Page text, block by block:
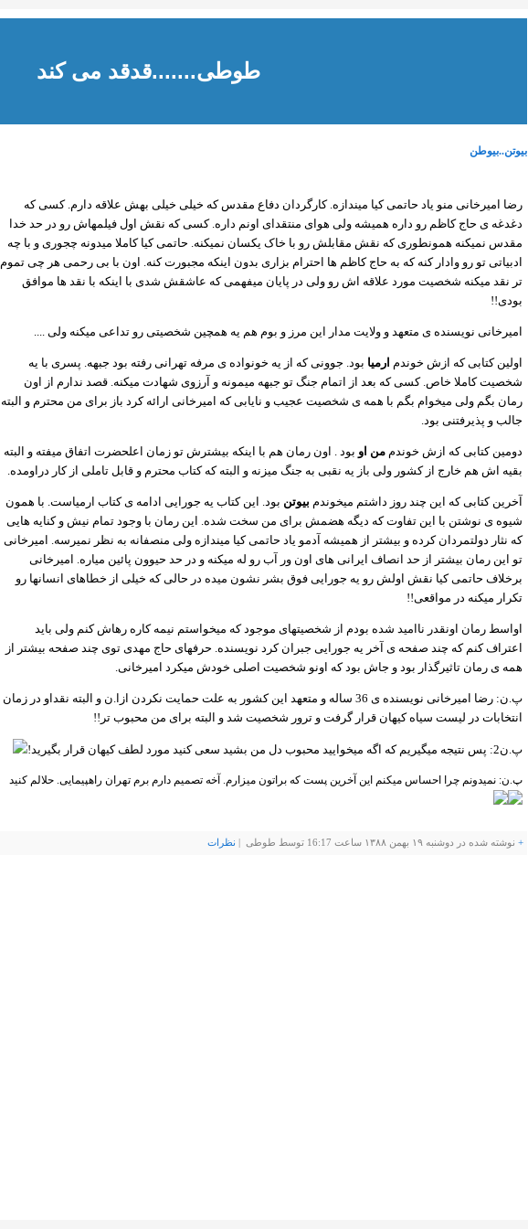
طوطی.......قدقد می کند
بیوتن..بیوطن
رضا امیرخانی منو یاد حاتمی کیا میندازه. کارگردان دفاع مقدس که خیلی خیلی بهش علاقه دارم. کسی که
دغدغه ی حاج کاظم رو داره همیشه ولی هوای منتقدای اونم داره. کسی که نقش اول فیلمهاش رو در حد خدا
مقدس نمیکنه همونطوری که نقش مقابلش رو با خاک یکسان نمیکنه. حاتمی کیا کاملا میدونه چجوری و با چه
ادبیاتی تو رو وادار کنه که به حاج کاظم ها احترام بزاری بدون اینکه مجبورت کنه. اون با بی رحمی هر چی تموم
تر نقد میکنه شخصیت مورد علاقه اش رو ولی در پایان میفهمی که عاشقش شدی با اینکه با نقد ها موافق
بودی!!
امیرخانی نویسنده ی متعهد و ولایت مدار این مرز و بوم هم یه همچین شخصیتی رو تداعی میکنه ولی ....
اولین کتابی که ازش خوندم ارمیا بود. جوونی که از یه خونواده ی مرفه تهرانی رفته بود جبهه. پسری با یه
شخصیت کاملا خاص. کسی که بعد از اتمام جنگ تو جبهه میمونه و آرزوی شهادت میکنه. قصد ندارم از اون
رمان بگم ولی میخوام بگم با همه ی شخصیت عجیب و نایابی که امیرخانی ارائه کرد باز برای من محترم و البته
جالب و پذیرفتنی بود.
دومین کتابی که ازش خوندم من او بود . اون رمان هم با اینکه بیشترش تو زمان اعلحضرت اتفاق میفته و البته
بقیه اش هم خارج از کشور ولی باز یه نقبی به جنگ میزنه و البته که کتاب محترم و قابل تاملی از کار دراومده.
آخرین کتابی که این چند روز داشتم میخوندم بیوتن بود. این کتاب یه جورایی ادامه ی کتاب ارمیاست. با همون
شیوه ی نوشتن با این تفاوت که دیگه هضمش برای من سخت شده. این رمان با وجود تمام نیش و کنایه هایی
که نثار دولتمردان کرده و بیشتر از همیشه آدمو یاد حاتمی کیا میندازه ولی منصفانه به نظر نمیرسه. امیرخانی
تو این رمان بیشتر از حد انصاف ایرانی های اون ور آب رو له میکنه و در حد حیوون پائین میاره. امیرخانی
برخلاف حاتمی کیا نقش اولش رو یه جورایی فوق بشر نشون میده در حالی که خیلی از خطاهای انسانها رو
تکرار میکنه در مواقعی!!
اواسط رمان اونقدر ناامید شده بودم از شخصیتهای موجود که میخواستم نیمه کاره رهاش کنم ولی باید
اعتراف کنم که چند صفحه ی آخر یه جورایی جبران کرد نویسنده. حرفهای حاج مهدی توی چند صفحه بیشتر از
همه ی رمان تاثیرگذار بود و جاش بود که اونو شخصیت اصلی خودش میکرد امیرخانی.
پ.ن: رضا امیرخانی نویسنده ی 36 ساله و متعهد این کشور به علت حمایت نکردن ازا.ن و البته نقداو در زمان
انتخابات در لیست سیاه کیهان قرار گرفت و ترور شخصیت شد و البته برای من محبوب تر!!
پ.ن2: پس نتیجه میگیریم که اگه میخوایید محبوب دل من بشید سعی کنید مورد لطف کیهان قرار بگیرید!
پ.ن: نمیدونم چرا احساس میکنم این آخرین پست که براتون میزارم. آخه تصمیم دارم برم تهران راهپیمایی. حلالم کنید
+ نوشته شده در دوشنبه ۱۹ بهمن ۱۳۸۸ ساعت 16:17 توسط طوطی | نظرات